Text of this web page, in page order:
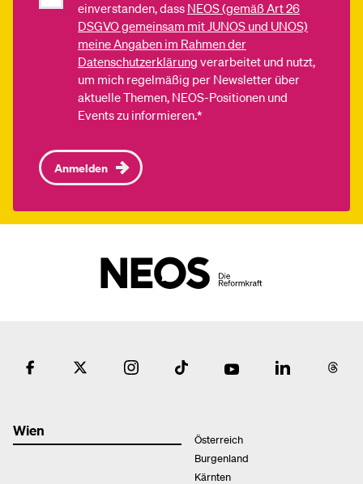
einverstanden, dass NEOS (gemäß Art 26
DSGVO gemeinsam mit JUNOS und UNOS)
meine Angaben im Rahmen der
Datenschutzerklärung verarbeitet und nutzt,
um mich regelmäßig per Newsletter über
aktuelle Themen, NEOS-Positionen und
Events zu informieren.*
Anmelden
Wien
Österreich
Burgenland
Kärnten